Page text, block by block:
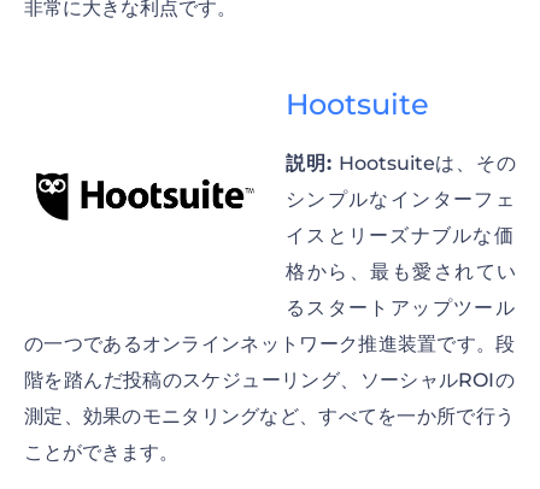
非常に大きな利点です。
Hootsuite
説明: Hootsuiteは、その
シンプルなインターフェ
イスとリーズナブルな価
格から、最も愛されてい
るスタートアップツール
の一つであるオンラインネットワーク推進装置です。段
階を踏んだ投稿のスケジューリング、ソーシャルROIの
測定、効果のモニタリングなど、すべてを一か所で行う
ことができます。